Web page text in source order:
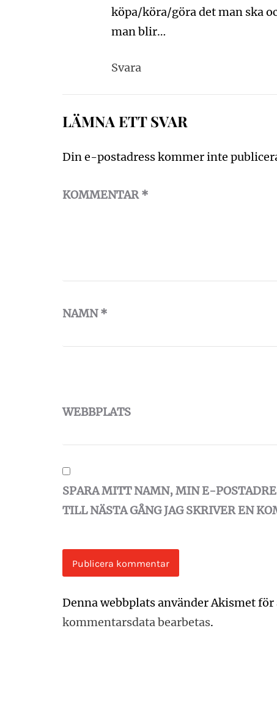
köpa/köra/göra det man ska
man blir…
Svara
LÄMNA ETT SVAR
Din e-postadress kommer inte
KOMMENTAR*
NAMN*
WEBBPLATS
SPARA MITT NAMN, MIN E-
TILL NÄSTA GÅNG JAG SKRIVER EN
Denna webbplats använder Akismet
kommentarsdata bearbetas.